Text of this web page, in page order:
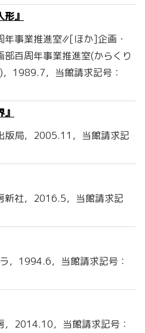
』
年事業推進室∥[ほか]企画・
百周年事業推進室(からくり
1989.7，当館請求記号：
版局，2005.11，当館請求記
新社，2016.5，当館請求記
，1994.6，当館請求記号：
2014.10，当館請求記号：